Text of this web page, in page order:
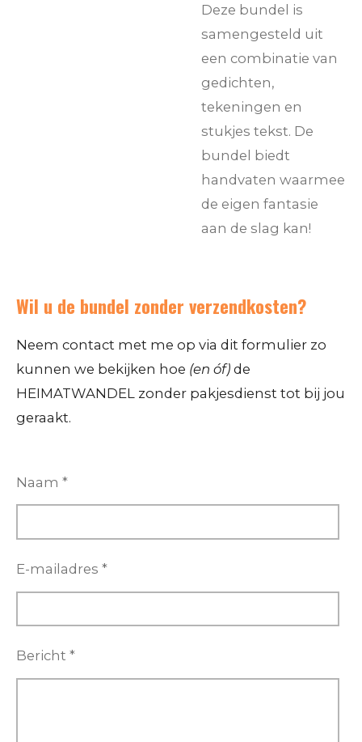
Deze bundel is
samengesteld uit
een combinatie van
gedichten,
tekeningen en
stukjes tekst. De
bundel biedt
handvaten waarmee
de eigen fantasie
aan de slag kan!
Wil u de bundel zonder verzendkosten?
Neem contact met me op via dit formulier zo
kunnen we bekijken hoe (en óf) de
HEIMATWANDEL zonder pakjesdienst tot bij jou
geraakt.
Naam *
E-mailadres *
Bericht *